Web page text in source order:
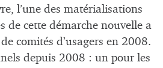
l’une des matérialisations
de cette démarche nouvelle a
comités d’usagers en 2008.
depuis 2008 : un pour les